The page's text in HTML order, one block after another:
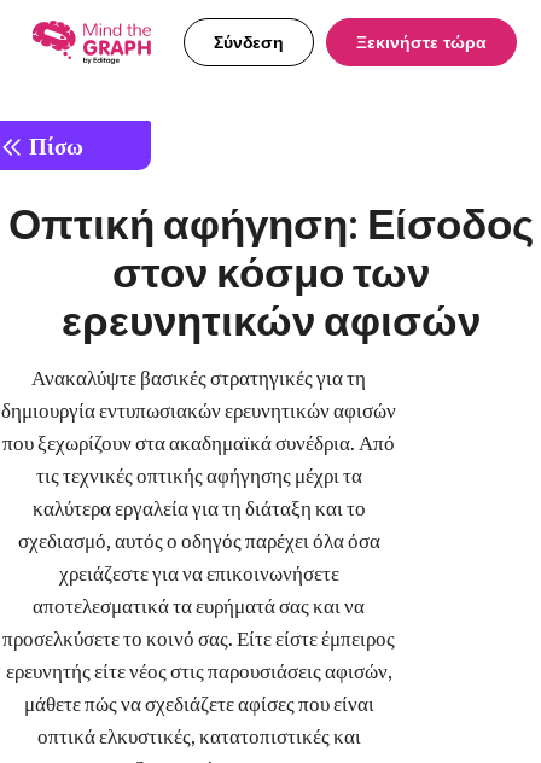
Σύνδεση Ξεκινήστε τώρα
Πίσω
Οπτική αφήγηση: Είσοδος
στον κόσμο των
ερευνητικών αφισών
Ανακαλύψτε βασικές στρατηγικές για τη
δημιουργία εντυπωσιακών ερευνητικών αφισών
που ξεχωρίζουν στα ακαδημαϊκά συνέδρια. Από
τις τεχνικές οπτικής αφήγησης μέχρι τα
καλύτερα εργαλεία για τη διάταξη και το
σχεδιασμό, αυτός ο οδηγός παρέχει όλα όσα
χρειάζεστε για να επικοινωνήσετε
αποτελεσματικά τα ευρήματά σας και να
προσελκύσετε το κοινό σας. Είτε είστε έμπειρος
ερευνητής είτε νέος στις παρουσιάσεις αφισών,
μάθετε πώς να σχεδιάζετε αφίσες που είναι
οπτικά ελκυστικές, κατατοπιστικές και